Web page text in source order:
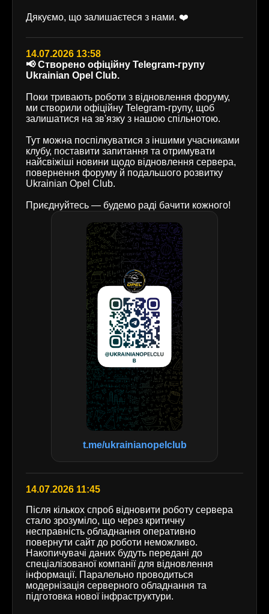
Дякуємо, що залишаєтеся з нами. ❤️
14.07.2026 13:58
📢 Створено офіційну Telegram-групу
Ukrainian Opel Club.
Поки тривають роботи з відновлення форуму,
ми створили офіційну Telegram-групу, щоб
залишатися на зв'язку з нашою спільнотою.
Тут можна поспілкуватися з іншими учасниками
клубу, поставити запитання та отримувати
найсвіжіші новини щодо відновлення сервера,
повернення форуму й подальшого розвитку
Ukrainian Opel Club.
Приєднуйтесь — будемо раді бачити кожного!
t.me/ukrainianopelclub
14.07.2026 11:45
Після кількох спроб відновити роботу сервера
стало зрозуміло, що через критичну
несправність обладнання оперативно
повернути сайт до роботи неможливо.
Накопичувачі даних будуть передані до
спеціалізованої компанії для відновлення
інформації. Паралельно проводиться
модернізація серверного обладнання та
підготовка нової інфраструктури.